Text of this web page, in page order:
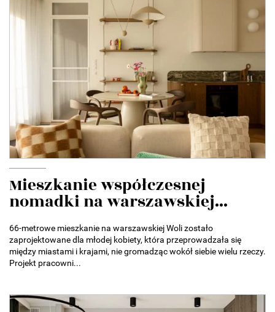
Mieszkanie współczesnej
nomadki na warszawskiej...
66-metrowe mieszkanie na warszawskiej Woli zostało
zaprojektowane dla młodej kobiety, która przeprowadzała się
między miastami i krajami, nie gromadząc wokół siebie wielu rzeczy.
Projekt pracowni...